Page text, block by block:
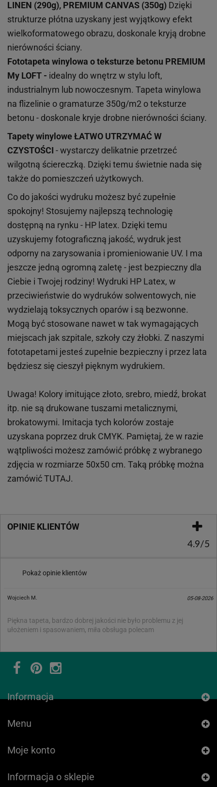
LINEN (290g), PREMIUM CANVAS (350g) Dzięki
strukturze płótna uzyskany jest wyjątkowy efekt
wielkoformatowego obrazu, doskonale kryją drobne
nierówności ściany.
Fototapeta winylowa oteksturze betonu PREMIUM
My LOFT - idealny do wnętrz w stylu loft,
industrialnym lub nowoczesnym. Tapeta winylowa
na flizelinie o gramaturze 350g/m2 o teksturze
betonu - doskonale kryje drobne nierówności ściany.
Tapety winyloweŁATWO UTRZYMAĆ W
CZYSTOŚCI - wystarczy delikatnie przetrzeć
wilgotną ściereczką. Dzięki temu świetnie nada się
także do pomieszczeń użytkowych.
Co do jakości wydruku możesz być zupełnie
spokojny! Stosujemy najlepszą technologię
dostępną na rynku - HP latex. Dzięki temu
uzyskujemy fotograficzną jakość, wydruk jest
odporny na zarysowania i promieniowanie UV. I ma
jeszcze jedną ogromną zaletę - jest bezpieczny dla
Ciebie i Twojej rodziny! Wydruki HP Latex, w
przeciwieństwie do wydruków solwentowych, nie
wydzielają toksycznych oparów i są bezwonne.
Mogą być stosowane nawet w tak wymagających
miejscach jak szpitale, szkoły czy żłobki. Z naszymi
fototapetami jesteś zupełnie bezpieczny i przez lata
będziesz się cieszył pięknym wydrukiem.
Uwaga! Kolory imitujące złoto, srebro, miedź, brokat
itp. nie są drukowane tuszami metalicznymi,
brokatowymi. Imitacja tych kolorów zostaje
uzyskana poprzez druk CMYK. Pamiętaj, że w razie
wątpliwości możesz zamówić próbkę z wybranego
zdjęcia w rozmiarze 50x50 cm. Taką próbkę można
zamówićTUTAJ.
OPINIE KLIENTÓW
4.9/5
Pokaż opinie klientów
Wojciech M. 05-08-2026
Piękna tapeta, bardzo dobrej jakości nie było problemu z jej
ułożeniem i spasowaniem, miła obsługa polecam
Informacja
Menu
Moje konto
Informacja o sklepie